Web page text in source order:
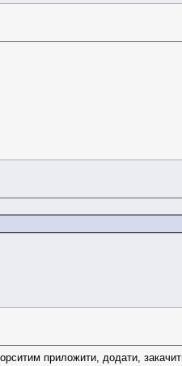
приложити, додати,